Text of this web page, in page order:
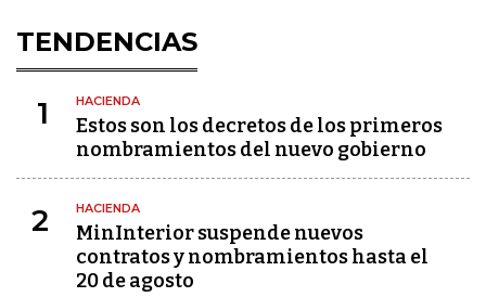
TENDENCIAS
1 HACIENDA
Estos son los decretos de los primeros
nombramientos del nuevo gobierno
2 HACIENDA
MinInterior suspende nuevos
contratos y nombramientos hasta el
20 de agosto